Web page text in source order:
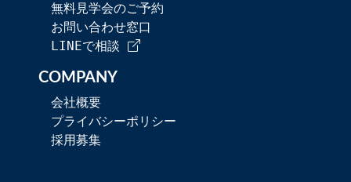
無料見学会のご予約
お問い合わせ窓口
LINEで相談
COMPANY
会社概要
プライバシーポリシー
採用募集